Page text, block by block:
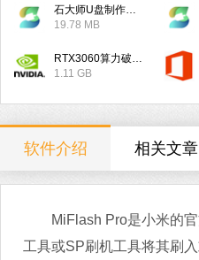
19.78 MB
1.11 GB
软件介绍 相关文章
MiFlash Pro是小米的官
工具或SP刷机工具将其刷